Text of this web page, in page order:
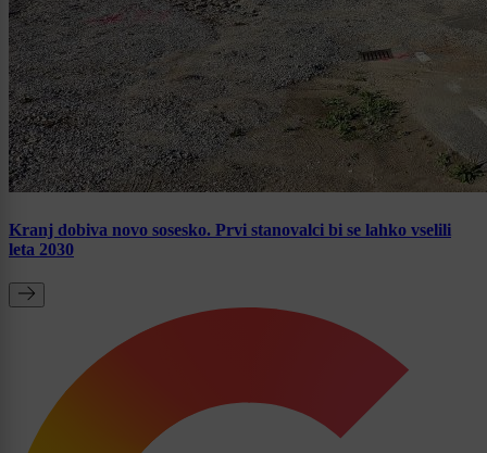
Kranj dobiva novo sosesko. Prvi stanovalci bi se lahko vselili
leta 2030